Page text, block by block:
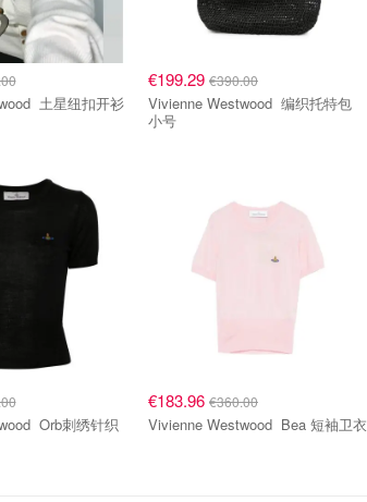
Vivienne Westwood 土星纽扣开衫
€199.29 €390.00
Vivienne Westwood 编织托特包
小号
绣针织
€183.96 €360.00
Vivienne Westwood Bea 短袖卫衣